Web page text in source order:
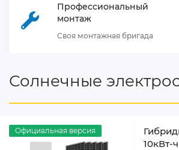
Профессиональный
монтаж
Своя монтажная бригада
Солнечные
Официальная версия
10кВт-ч